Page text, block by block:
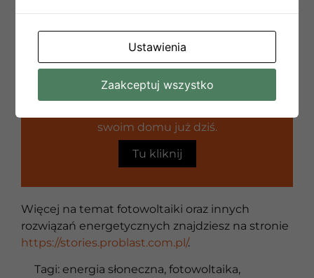
Kontakt
swoim domu już dziś.
Tu kliknij
Więcej na temat fotowoltaiki oraz innych
rozwiązań energetycznych znajdziesz na stronie
https://stories.problast.com.pl/.
Tagi: energia słoneczna, fotowoltaika,
Ustawienia
Zaakceptuj wszystko